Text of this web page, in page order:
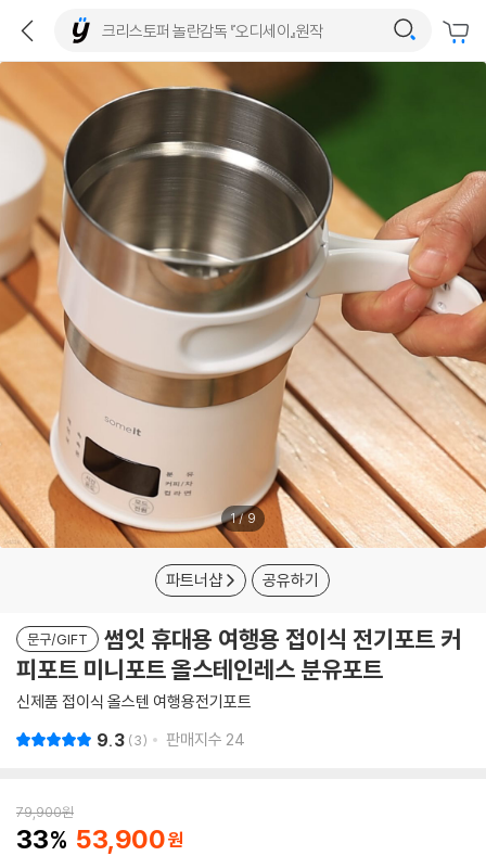
1/9
파트너샵 공유하기
문구/GIFT
썸잇 휴대용 여행용 접이식 전기포트 커
피포트 미니포트 올스테인레스 분유포트
신제품 접이식 올스텐 여행용전기포트
9.3 3 판매지수 24
79,900원
33 53,900